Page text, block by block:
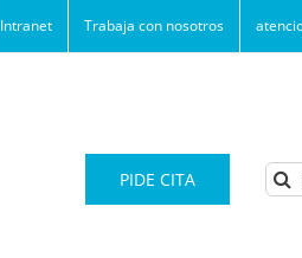
Intranet Trabaja con nosotros
PIDE CITA